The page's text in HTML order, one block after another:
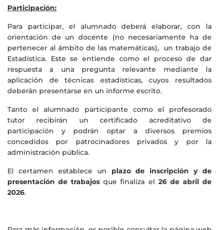
Participación:
Para participar, el alumnado deberá elaborar, con la
orientación de un docente (no necesariamente ha de
pertenecer al ámbito de las matemáticas), un trabajo de
Estadística. Este se entiende como el proceso de dar
respuesta a una pregunta relevante mediante la
aplicación de técnicas estadísticas, cuyos resultados
deberán presentarse en un informe escrito.
Tanto el alumnado participante como el profesorado
tutor recibirán un certificado acreditativo de
participación y podrán optar a diversos premios
concedidos por patrocinadores privados y por la
administración pública.
El certamen establece un plazo de inscripción y de
presentación de trabajos que finaliza el 26 de abril de
2026.